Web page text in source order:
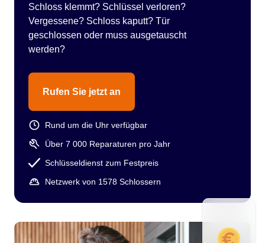
Schloss klemmt? Schlüssel verloren?
Vergessene? Schloss kaputt? Tür
geschlossen oder muss ausgetauscht
werden?
Rufen Sie jetzt an
Rund um die Uhr verfügbar
Über 7 000 Reparaturen pro Jahr
Schlüsseldienst zum Festpreis
Netzwerk von 1578 Schlossern